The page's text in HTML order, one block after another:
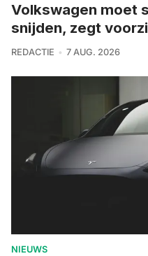
Volkswagen moet
snijden, zegt
REDACTIE 7 AUG. 2026
NIEUWS